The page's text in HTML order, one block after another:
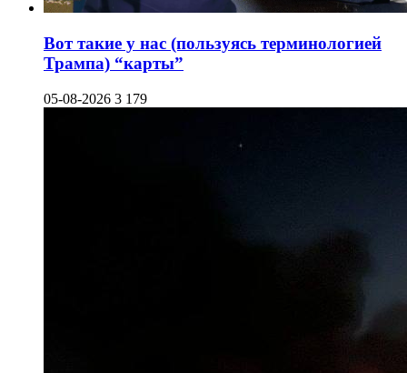
Вот такие у нас (пользуясь терминологией
Трампа) “карты”
05-08-2026 3 179